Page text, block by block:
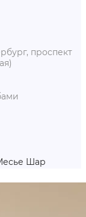
проспект
Шар